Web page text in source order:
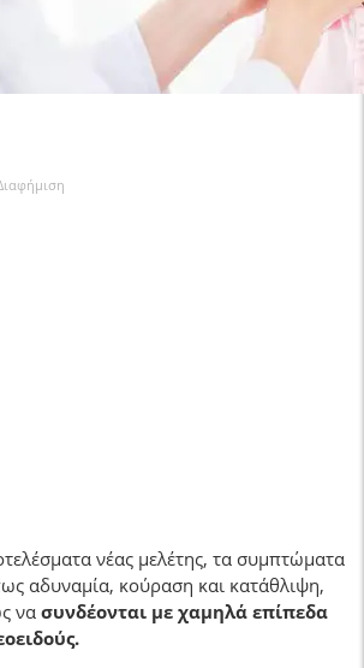
νέας μελέτης, τα συμπτώματα
αδυναμία, κούραση και κατάθλιψη,
να συνδέονται με χαμηλά επίπεδα